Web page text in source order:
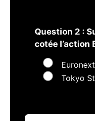
Question 2 :
cotée l’action
Tokyo